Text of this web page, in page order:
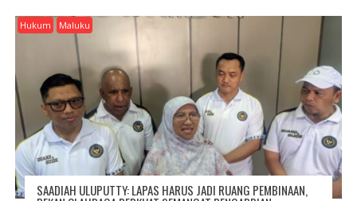
Hukum Maluku
SAADIAH ULUPUTTY: LAPAS HARUS JADI RUANG PEMBINAAN,